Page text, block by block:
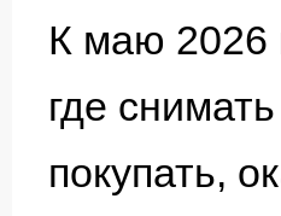
К маю 2026
где
покупать,